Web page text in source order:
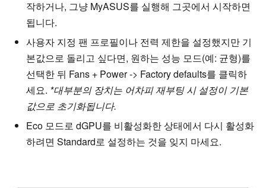
작하거나, 그냥 MyASUS를 실행해 그곳에서 시작하면
됩니다.
사용자 지정 팬 프로필이나 전력 제한을 설정했지만 기
본값으로 돌리고 싶다면, 원하는 성능 모드(예: 균형)를
선택한 뒤 Fans + Power -> Factory defaults를 클릭하
세요. *대부분의 장치는 어차피 재부팅 시 설정이 기본
값으로 초기화됩니다.
Eco 모드로 dGPU를 비활성화한 상태에서 다시 활성화
하려면 Standard로 설정하는 것을 잊지 마세요.